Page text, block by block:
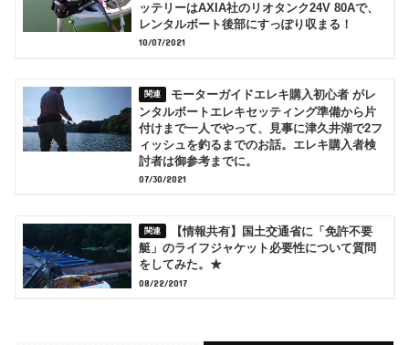
ッテリーはAXIA社のリオタンク24V 80Aで、
レンタルボート後部にすっぽり収まる！
10/07/2021
モーターガイドエレキ購入初心者 がレ
ンタルボートエレキセッティング準備から片
付けまで一人でやって、見事に津久井湖で2フ
ィッシュを釣るまでのお話。エレキ購入者検
討者は御参考までに。
07/30/2021
【情報共有】国土交通省に「免許不要
艇」のライフジャケット必要性について質問
をしてみた。★
08/22/2017